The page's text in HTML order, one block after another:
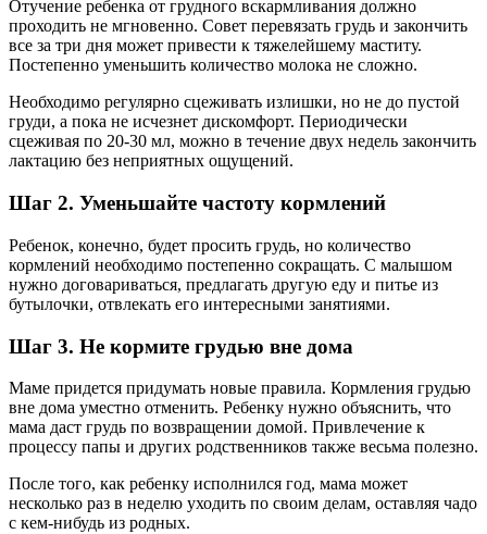
Отучение ребенка от грудного вскармливания должно
проходить не мгновенно. Совет перевязать грудь и закончить
все за три дня может привести к тяжелейшему маститу.
Постепенно уменьшить количество молока не сложно.
Необходимо регулярно сцеживать излишки, но не до пустой
груди, а пока не исчезнет дискомфорт. Периодически
сцеживая по 20-30 мл, можно в течение двух недель закончить
лактацию без неприятных ощущений.
Шаг 2. Уменьшайте частоту кормлений
Ребенок, конечно, будет просить грудь, но количество
кормлений необходимо постепенно сокращать. С малышом
нужно договариваться, предлагать другую еду и питье из
бутылочки, отвлекать его интересными занятиями.
Шаг 3. Не кормите грудью вне дома
Маме придется придумать новые правила. Кормления грудью
вне дома уместно отменить. Ребенку нужно объяснить, что
мама даст грудь по возвращении домой. Привлечение к
процессу папы и других родственников также весьма полезно.
После того, как ребенку исполнился год, мама может
несколько раз в неделю уходить по своим делам, оставляя чадо
с кем-нибудь из родных.